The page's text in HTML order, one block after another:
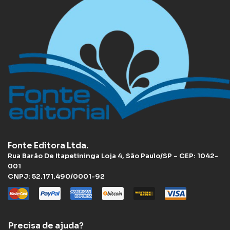
Fonte Editora Ltda.
Rua Barão De Itapetininga Loja 4, São Paulo/SP – CEP: 1042-
001
CNPJ: 52.171.490/0001-92
Precisa de ajuda?